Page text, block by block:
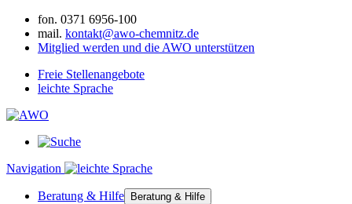
fon. 0371 6956-100
mail. kontakt@awo-chemnitz.de
Mitglied werden und die AWO unterstützen
Freie Stellenangebote
leichte Sprache
Navigation
Beratung & Hilfe Beratung & Hilfe